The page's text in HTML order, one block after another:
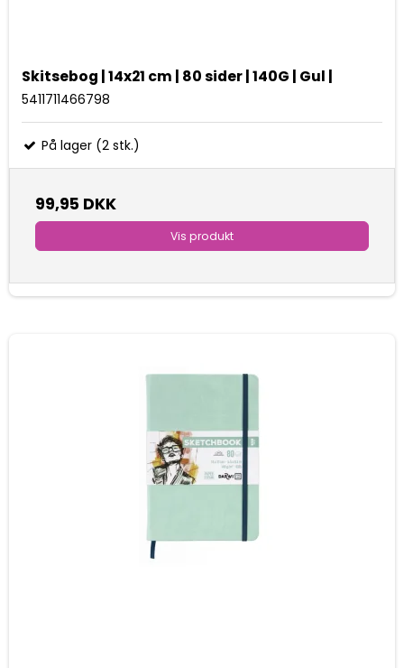
Skitsebog | 14x21 cm | 80 sider | 140G | Gul |
5411711466798
På lager (2 stk.)
99,95 DKK
Vis produkt